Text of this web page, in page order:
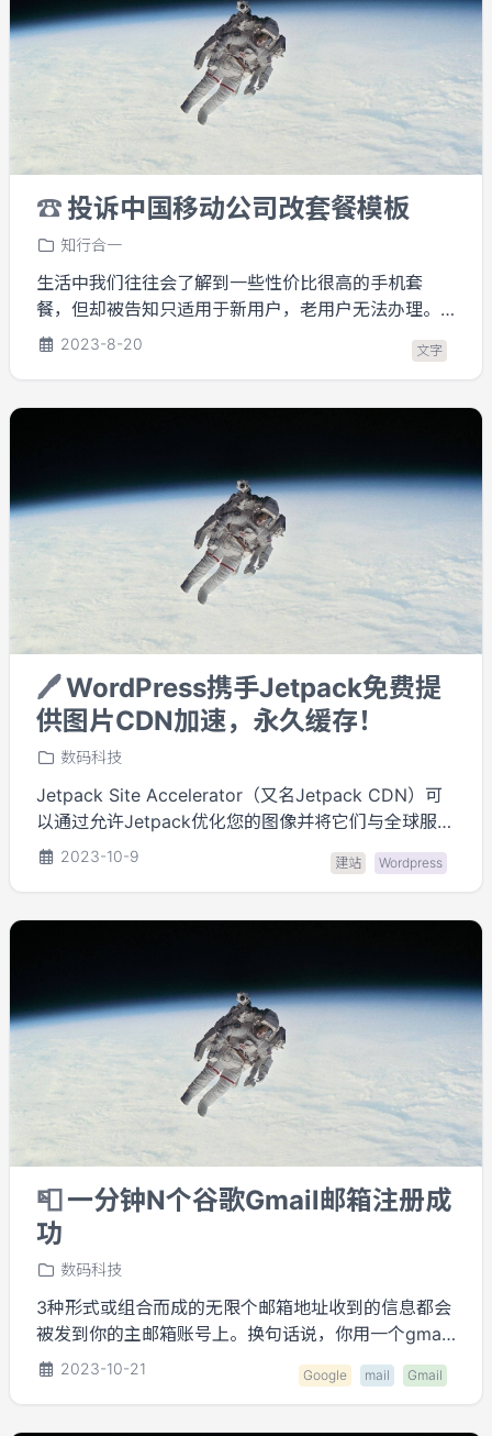
☎️ 投诉中国移动公司改套餐模板
知行合一
生活中我们往往会了解到一些性价比很高的手机套
餐，但却被告知只适用于新用户，老用户无法办理。
一般情况下，我们都一笑了之，不再深究。但是如果
你一定想要继续办理新套餐，那么不妨继续往下看，
2023-8-20 文字
🖊️WordPress携手Jetpack免费提
供图片CDN加速，永久缓存！
数码科技
Jetpack Site Accelerator（又名Jetpack CDN）可
以通过允许Jetpack优化您的图像并将它们与全球服务
器上的静态文件（如CSS和JavaScript）一起提供，
2023-10-9 建站 Wordpress
📮 一分钟N个谷歌Gmail邮箱注册成
功
数码科技
3种形式或组合而成的无限个邮箱地址收到的信息都会
被发到你的主邮箱账号上。换句话说，你用一个gmail
邮箱可以直接收到下面无限个邮箱的所有信息。
2023-10-21 Google mail Gmail